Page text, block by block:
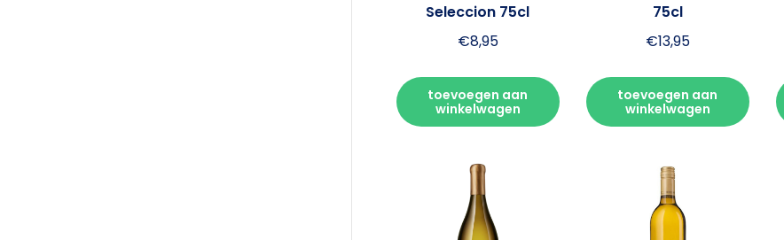
Seleccion 75cl
€8,95
toevoegen aan
winkelwagen
75cl
€13,95
toevoegen aan
winkelwagen